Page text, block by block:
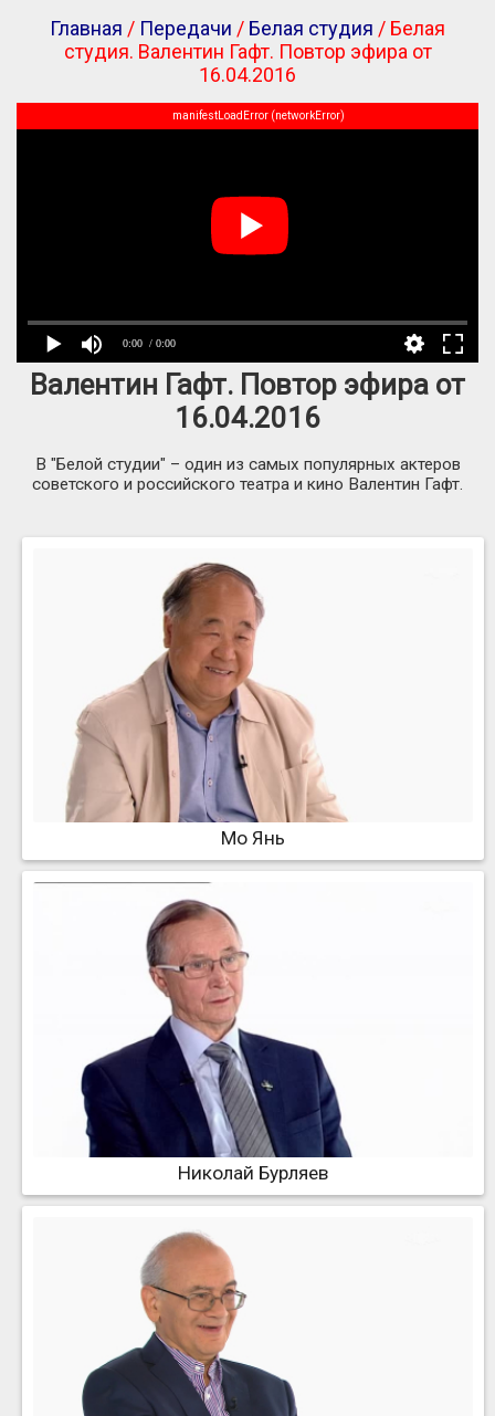
Главная / Передачи / Белая студия / Белая
студия. Валентин Гафт. Повтор эфира от
16.04.2016
0:00 / 0:00
manifestLoadError (networkError)
Валентин Гафт. Повтор эфира от
16.04.2016
В "Белой студии" – один из самых популярных актеров
советского и российского театра и кино Валентин Гафт.
Мо Янь
Николай Бурляев